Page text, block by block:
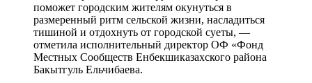
поможет городским жителям окунуться в
размеренный ритм сельской жизни, насладиться
тишиной и отдохнуть от городской суеты, —
отметила исполнительный директор ОФ «Фонд
Местных Сообществ Енбекшиказахского района
Бакытгуль Ельчибаева.